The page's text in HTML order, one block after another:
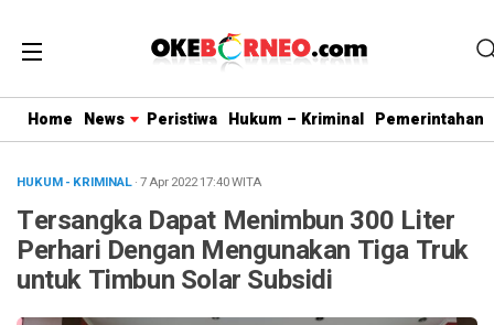
Home News Peristiwa Hukum – Kriminal Pemerintahan
HUKUM - KRIMINAL· 7 Apr 202217:40WITA
Tersangka Dapat Menimbun 300 Liter
Perhari Dengan Mengunakan Tiga Truk
untuk Timbun Solar Subsidi